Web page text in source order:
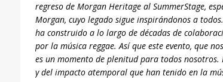
regreso de Morgan Heritage al SummerStage,
Morgan, cuyo legado sigue inspirándonos a
ha construido a lo largo de décadas de
por la música reggae. Así que este evento, que
es un momento de plenitud para todos
y del impacto atemporal que han tenido en la